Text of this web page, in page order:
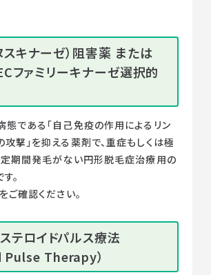
スキナーゼ）阻害薬 または
ファミリーキナーゼ選択的
である「自己免疫の作用によるリン
撃」を抑える薬剤で、重症もしくは極
定期間発毛がない円形脱毛症治療用の
。
をご確認ください。
テロイドパルス療法
Pulse Therapy）